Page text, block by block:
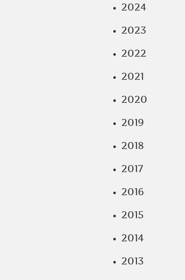
2024
2023
2022
2021
2020
2019
2018
2017
2016
2015
2014
2013